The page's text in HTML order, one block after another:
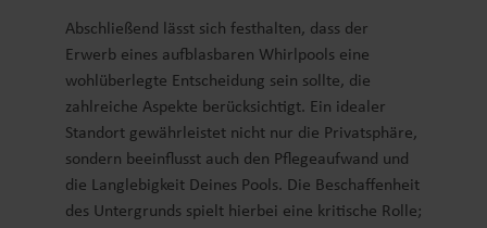
Abschließend lässt sich festhalten, dass der
Erwerb eines aufblasbaren Whirlpools eine
wohlüberlegte Entscheidung sein sollte, die
zahlreiche Aspekte berücksichtigt. Ein idealer
Standort gewährleistet nicht nur die Privatsphäre,
sondern beeinflusst auch den Pflegeaufwand und
die Langlebigkeit Deines Pools. Die Beschaffenheit
des Untergrunds spielt hierbei eine kritische Rolle;